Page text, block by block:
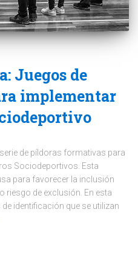
Juegos de
implementar
de píldoras formativas para
Sociodeportivos. Esta
para favorecer la inclusión
riesgo de exclusión. En esta
identificación que se utilizan